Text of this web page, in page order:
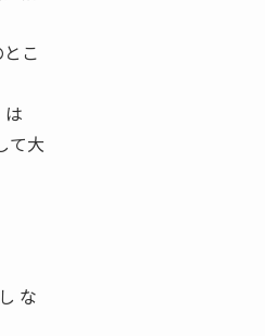
こ
て大
な